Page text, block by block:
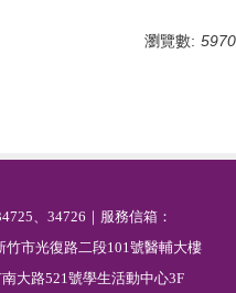
瀏覽數: 5970
、34726｜服務信箱：
竹市光復路二段101號醫輔大樓
大路521號學生活動中心3F